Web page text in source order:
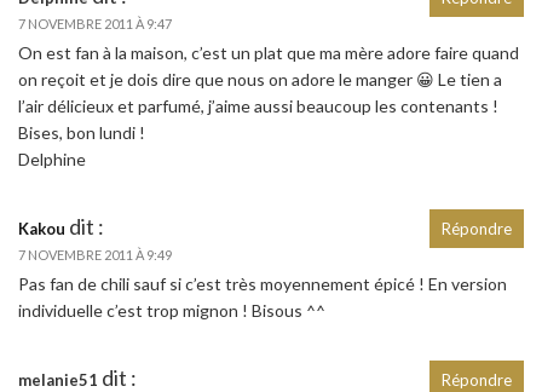
7 NOVEMBRE 2011 À 9:47
On est fan à la maison, c’est un plat que ma mère adore faire quand
on reçoit et je dois dire que nous on adore le manger 😀 Le tien a
l’air délicieux et parfumé, j’aime aussi beaucoup les contenants !
Bises, bon lundi !
Delphine
Kakou dit :
7 NOVEMBRE 2011 À 9:49
Pas fan de chili sauf si c’est très moyennement épicé ! En version
individuelle c’est trop mignon ! Bisous ^^
Répondre
melanie51 dit : Répondre